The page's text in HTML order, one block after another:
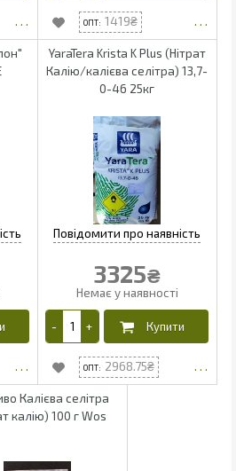
1419
YaraTera Krista K Plus (Нітрат
Калію/калієва селітра) 13,7-
0-46 25кг
3325₴
2968.75
Калієва селітра
калію) 100 г Wos